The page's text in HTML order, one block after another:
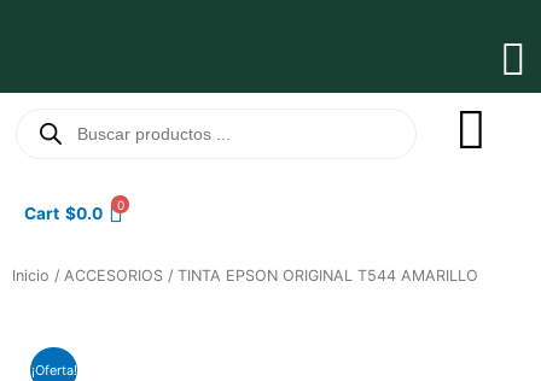
productos
Cart $0.0 0
Inicio / ACCESORIOS / TINTA EPSON ORIGINAL T544 AMARILLO
¡Oferta!